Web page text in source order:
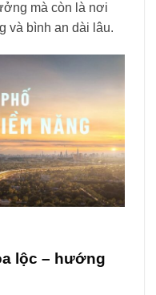
mà còn là nơi
và bình an dài lâu.
lộc – hướng